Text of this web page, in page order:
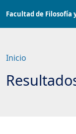
contenido
Facultad de Filosofía
Inicio